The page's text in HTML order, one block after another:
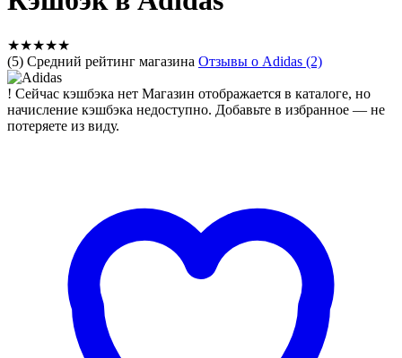
★★★★★
(5) Средний рейтинг магазина Отзывы о Adidas (2)
! Сейчас кэшбэка нет Магазин отображается в каталоге, но
начисление кэшбэка недоступно. Добавьте в избранное — не
потеряете из виду.